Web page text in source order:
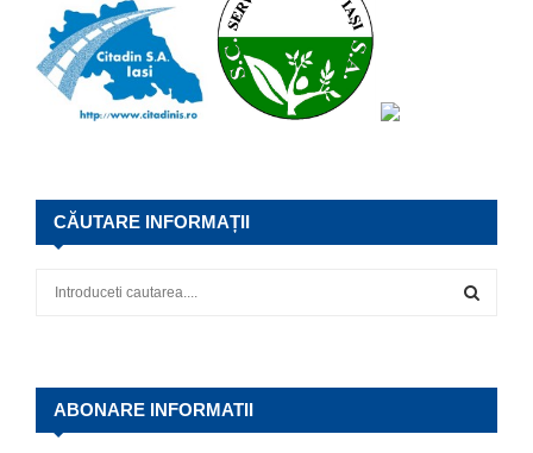
CĂUTARE INFORMAȚII
f
E
A
ABONARE INFORMATII